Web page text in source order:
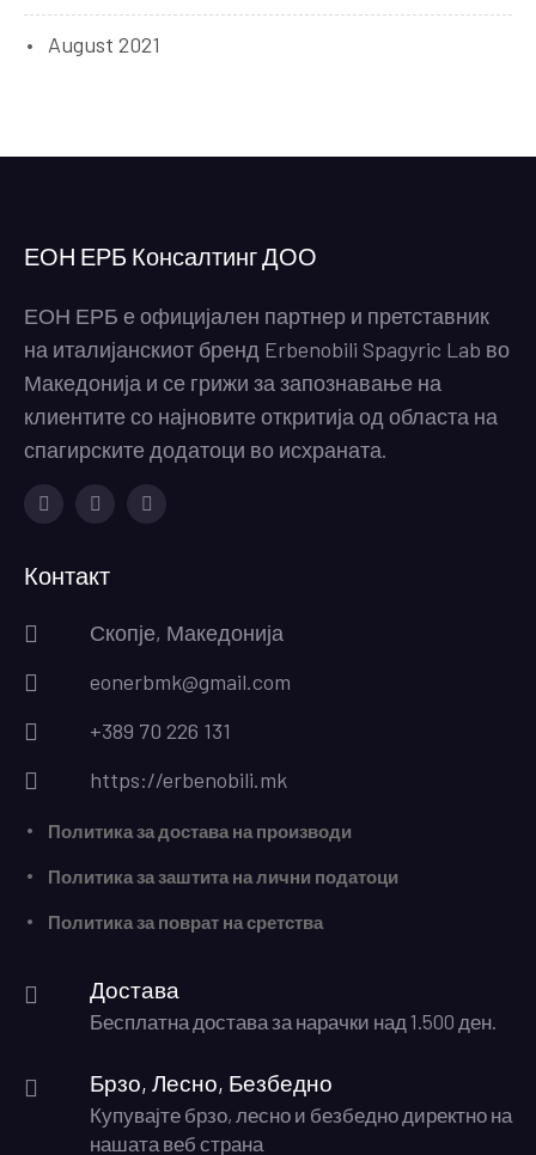
August 2021
ЕОН ЕРБ Консалтинг ДОО
ЕОН ЕРБ е официјален партнер и претставник
на италијанскиот бренд Erbenobili Spagyric Lab во
Македонија и се грижи за запознавање на
клиентите со најновите откритија од областа на
спагирските додатоци во исхраната.
Контакт
Скопје, Македонија
eonerbmk@gmail.com
+389 70 226 131
https://erbenobili.mk
Политика за достава на производи
Политика за заштита на лични податоци
Политика за поврат на сретства
Достава
Бесплатна достава за нарачки над 1.500 ден.
Брзо, Лесно, Безбедно
Купувајте брзо, лесно и безбедно директно на
нашата веб страна